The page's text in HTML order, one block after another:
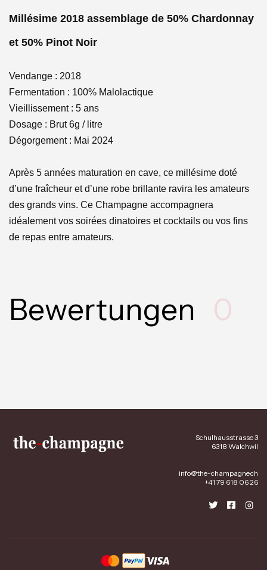
Millésime 2018 assemblage de 50% Chardonnay
et 50% Pinot Noir
Vendange : 2018
Fermentation : 100% Malolactique
Vieillissement : 5 ans
Dosage : Brut 6g / litre
Dégorgement : Mai 2024
Après 5 années maturation en cave, ce millésime doté
d’une fraîcheur et d’une robe brillante ravira les amateurs
des grands vins. Ce Champagne accompagnera
idéalement vos soirées dinatoires et cocktails ou vos fins
de repas entre amateurs.
Bewertungen 0
Schulhausstrasse 3
6318 Walchwil
info@the-champagne.ch
+41 79 618 06 26